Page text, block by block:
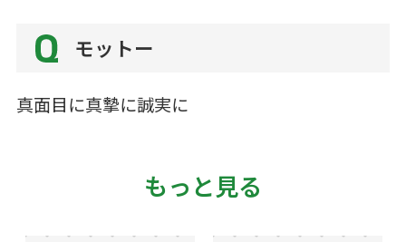
モットー
真面目に真摯に誠実に
もっと見る